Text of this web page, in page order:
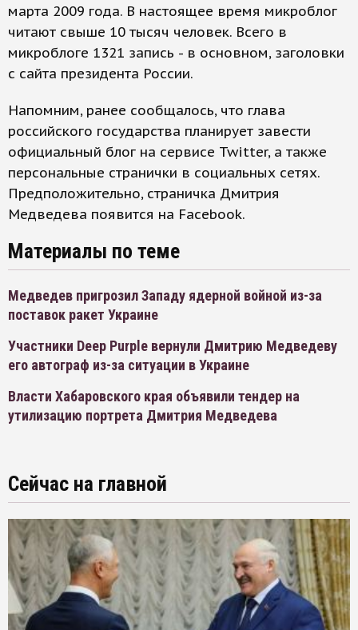
марта 2009 года. В настоящее время микроблог
читают свыше 10 тысяч человек. Всего в
микроблоге 1321 запись - в основном, заголовки
с сайта президента России.
Напомним, ранее сообщалось, что глава
российского государства планирует завести
официальный блог на сервисе Twitter, а также
персональные странички в социальных сетях.
Предположительно, страничка Дмитрия
Медведева появится на Facebook.
Материалы по теме
Медведев пригрозил Западу ядерной войной из-за
поставок ракет Украине
Участники Deep Purple вернули Дмитрию Медведеву
его автограф из-за ситуации в Украине
Власти Хабаровского края объявили тендер на
утилизацию портрета Дмитрия Медведева
Сейчас на главной